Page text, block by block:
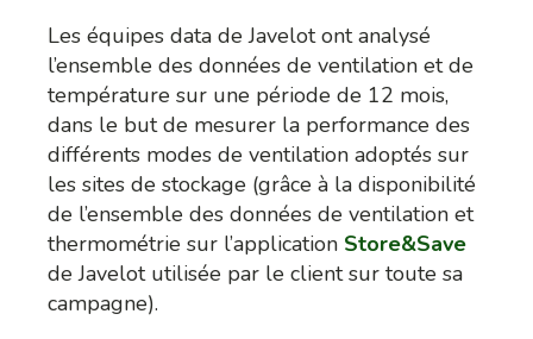
Les équipes data de Javelot ont analysé
l’ensemble des données de ventilation et de
température sur une période de 12 mois,
dans le but de mesurer la performance des
différents modes de ventilation adoptés sur
les sites de stockage (grâce à la disponibilité
de l’ensemble des données de ventilation et
thermométrie sur l’application Store&Save
de Javelot utilisée par le client sur toute sa
campagne).